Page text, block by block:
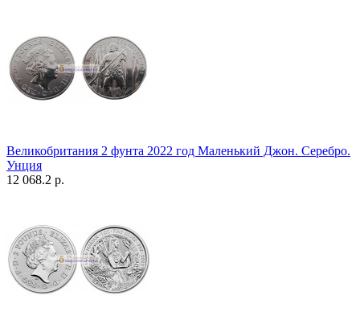
Великобритания 2 фунта 2022 год Маленький Джон. Серебро.
Унция
12 068.2 р.